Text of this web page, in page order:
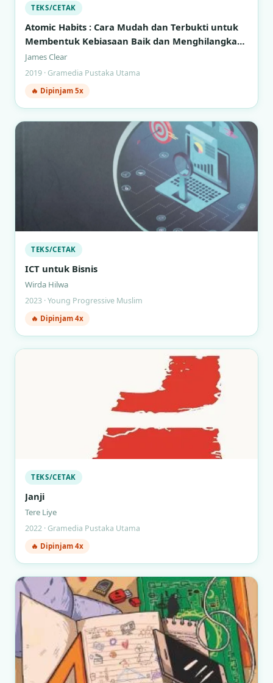
TEKS/CETAK
Atomic Habits : Cara Mudah dan Terbukti untuk
Membentuk Kebiasaan Baik dan Menghilangkan
Kebiasaan Buruk
James Clear
2019 · Gramedia Pustaka Utama
🔥 Dipinjam 5x
TEKS/CETAK
ICT untuk Bisnis
Wirda Hilwa
2023 · Young Progressive Muslim
🔥 Dipinjam 4x
TEKS/CETAK
Janji
Tere Liye
2022 · Gramedia Pustaka Utama
🔥 Dipinjam 4x